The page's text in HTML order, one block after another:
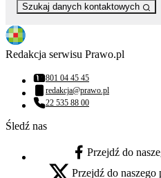
Szukaj danych kontaktowych
Redakcja serwisu Prawo.pl
Numer telefonu:
801 04 45 45
Adres email:
redakcja@prawo.pl
Numer telefonu:
22 535 88 00
Śledź nas
facebook - otwiera się w
Przejdź do
Przejdź do